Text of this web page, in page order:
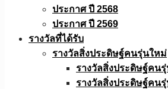
ประกาศ ปี 2568
ประกาศ ปี 2569
รางวัลที่ได้รับ
รางวัลสิ่งประดิษฐ์คนรุ่นใหม่
รางวัลสิ่งประดิษฐ์คน
รางวัลสิ่งประดิษฐ์คน